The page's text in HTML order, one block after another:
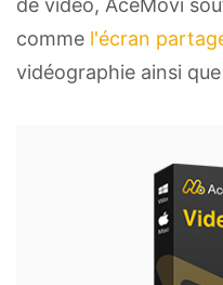
comme l'écran
vidéographie ainsi